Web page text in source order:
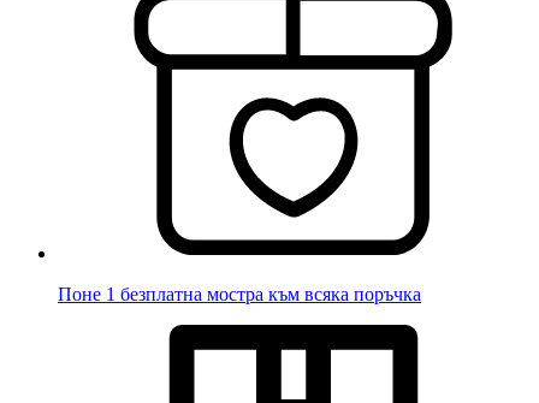
Поне 1 безплатна мостра към всяка поръчка